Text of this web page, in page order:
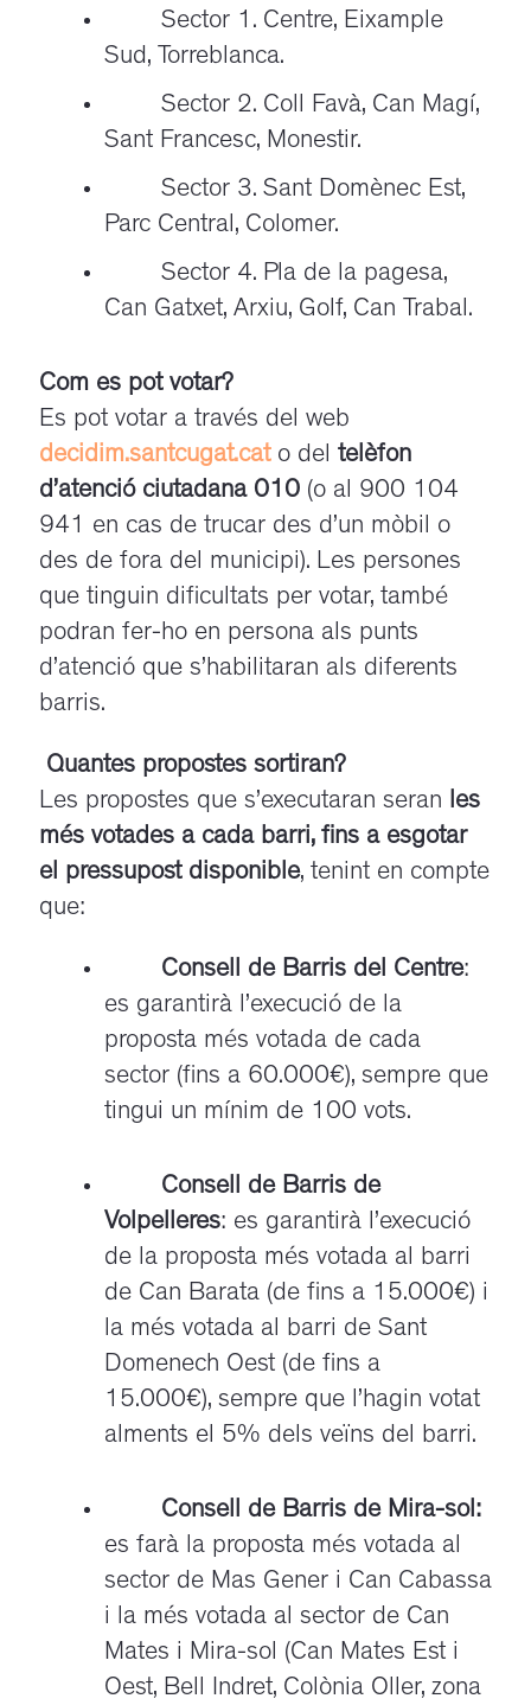
Sector 1. Centre, Eixample
Sud, Torreblanca.
Sector 2. Coll Favà, Can Magí,
Sant Francesc, Monestir.
Sector 3. Sant Domènec Est,
Parc Central, Colomer.
Sector 4. Pla de la pagesa,
Can Gatxet, Arxiu, Golf, Can Trabal.
Com es pot votar?
Es pot votar a través del web
decidim.santcugat.cat o del telèfon
d’atenció ciutadana 010 (o al 900 104
941 en cas de trucar des d’un mòbil o
des de fora del municipi). Les persones
que tinguin dificultats per votar, també
podran fer-ho en persona als punts
d’atenció que s’habilitaran als diferents
barris.
Quantes propostes sortiran?
Les propostes que s’executaran seran les
més votades a cada barri, fins a esgotar
el pressupost disponible, tenint en compte
que:
Consell de Barris del Centre:
es garantirà l’execució de la
proposta més votada de cada
sector (fins a 60.000€), sempre que
tingui un mínim de 100 vots.
Consell de Barris de
Volpelleres: es garantirà l’execució
de la proposta més votada al barri
de Can Barata (de fins a 15.000€) i
la més votada al barri de Sant
Domenech Oest (de fins a
15.000€), sempre que l’hagin votat
alments el 5% dels veïns del barri.
Consell de Barris de Mira-sol:
es farà la proposta més votada al
sector de Mas Gener i Can Cabassa
i la més votada al sector de Can
Mates i Mira-sol (Can Mates Est i
Oest, Bell Indret, Colònia Oller, zona